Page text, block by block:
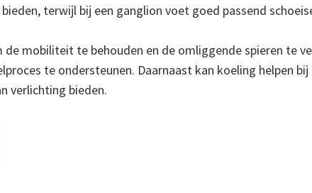
terwijl bij een ganglion voet goed passend
de mobiliteit te behouden en de omliggende spieren te
te ondersteunen. Daarnaast kan koeling helpen
verlichting bieden.